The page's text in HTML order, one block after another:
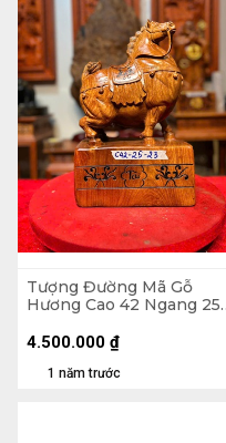
Tượng Đường Mã Gỗ
Hương Cao 42 Ngang 25
1 năm trước
4.500.000 ₫